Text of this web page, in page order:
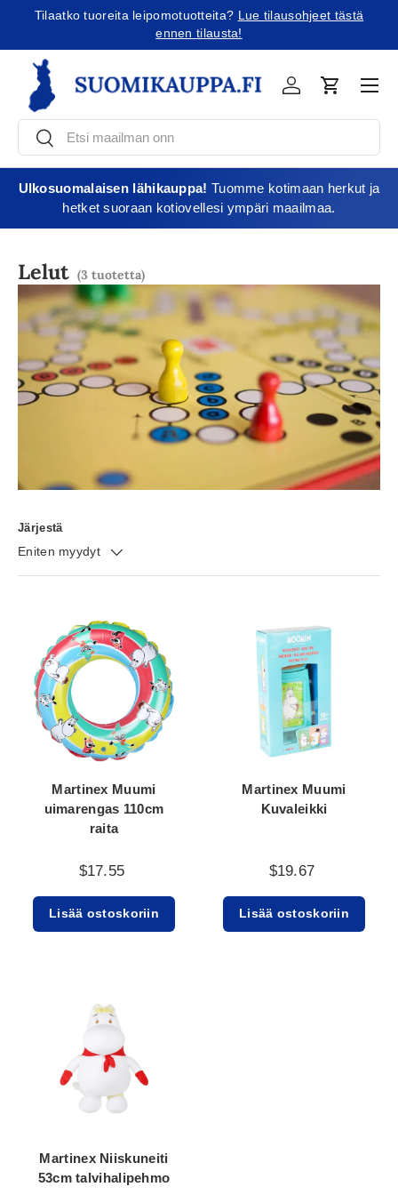
Tilaatko tuoreita leipomotuotteita? Lue tilausohjeet tästä
ennen tilausta!
EtsiEtsi
KirjauduOstoskori
Ulkosuomalaisen lähikauppa! Tuomme kotimaan herkut ja
hetket suoraan kotiovellesi ympäri maailmaa.
Lelut (3 tuotetta)
Järjestä
Eniten myydyt
Martinex Muumi
uimarengas 110cm
raita
$17.55
Lisää ostoskoriin
Martinex Muumi
Kuvaleikki
$19.67
Lisää ostoskoriin
Martinex Niiskuneiti
53cm talvihalipehmo